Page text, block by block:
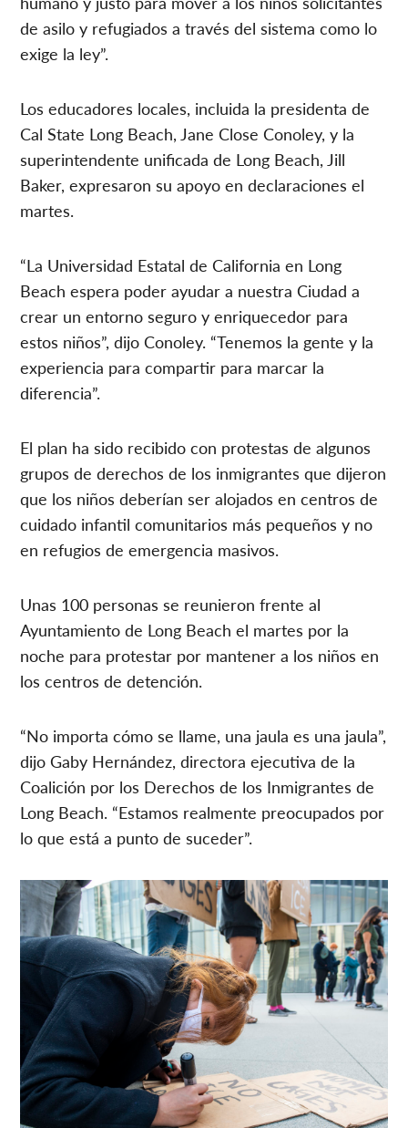
de asilo y refugiados a través del sistema como lo
exige la ley”.
Los educadores locales, incluida la presidenta de
Cal State Long Beach, Jane Close Conoley, y la
superintendente unificada de Long Beach, Jill
Baker, expresaron su apoyo en declaraciones el
martes.
“La Universidad Estatal de California en Long
Beach espera poder ayudar a nuestra Ciudad a
crear un entorno seguro y enriquecedor para
estos niños”, dijo Conoley. “Tenemos la gente y la
experiencia para compartir para marcar la
diferencia”.
El plan ha sido recibido con protestas de algunos
grupos de derechos de los inmigrantes que dijeron
que los niños deberían ser alojados en centros de
cuidado infantil comunitarios más pequeños y no
en refugios de emergencia masivos.
Unas 100 personas se reunieron frente al
Ayuntamiento de Long Beach el martes por la
noche para protestar por mantener a los niños en
los centros de detención.
“No importa cómo se llame, una jaula es una jaula”,
dijo Gaby Hernández, directora ejecutiva de la
Coalición por los Derechos de los Inmigrantes de
Long Beach. “Estamos realmente preocupados por
lo que está a punto de suceder”.